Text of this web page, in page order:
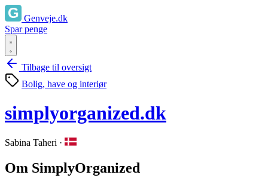
Genveje.dk
Spar penge
Tilbage til oversigt
Bolig, have og interiør
simplyorganized.dk
Sabina Taheri ·
Om SimplyOrganized